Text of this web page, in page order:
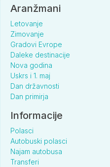
Aranžmani
Letovanje
Zimovanje
Gradovi Evrope
Daleke destinacije
Nova godina
Uskrs i 1. maj
Dan državnosti
Dan primirja
Informacije
Polasci
Autobuski polasci
Najam autobusa
Transferi